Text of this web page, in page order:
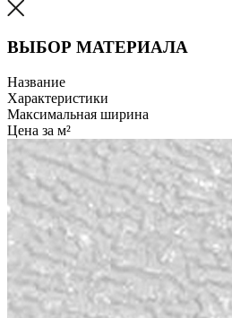
ВЫБОР МАТЕРИАЛА
Название
Характеристики
Максимальная ширина
Цена за м²